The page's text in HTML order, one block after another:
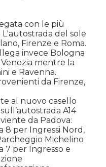
con le più
del sole
Firenze e Roma.
invece Bologna
mentre la
e Ravenna.
da Firenze,
al nuovo casello
A14
da Padova:
8 per Ingressi Nord,
Michelino
7 per Ingresso e